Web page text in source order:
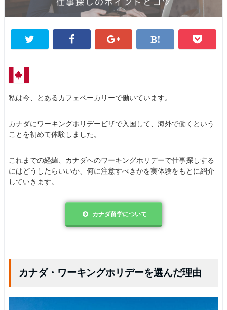
私は今、とあるカフェベーカリーで働いています。
カナダにワーキングホリデービザで入国して、海外で働くという
ことを初めて体験しました。
これまでの経緯、カナダへのワーキングホリデーで仕事探しする
にはどうしたらいいか、何に注意すべきかを実体験をもとに紹介
していきます。
カナダ留学について
カナダ・ワーキングホリデーを選んだ理由